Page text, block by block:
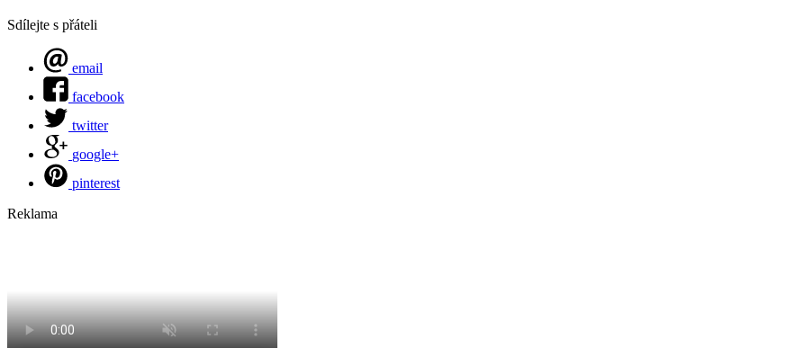
Sdílejte s přáteli
email
facebook
twitter
google+
pinterest
Reklama